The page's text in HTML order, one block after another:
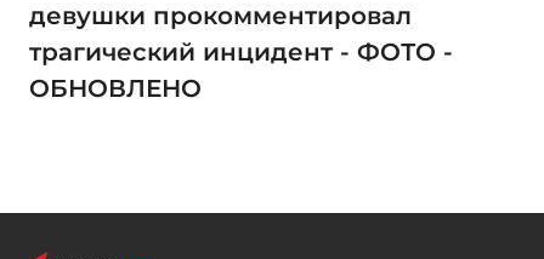
девушки прокомментировал
трагический инцидент - ФОТО -
ОБНОВЛЕНО